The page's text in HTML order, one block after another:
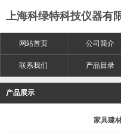
上海科绿特科技仪器有
网站首页 公司简介
联系我们 产品目录
产品展示
家具建